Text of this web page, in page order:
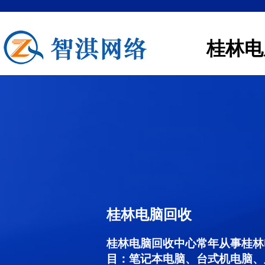
桂林
桂林电脑回收
桂林电脑回收中心常年从事桂
目：笔记本电脑、台式机电脑